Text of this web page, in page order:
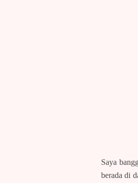
Saya
berada di